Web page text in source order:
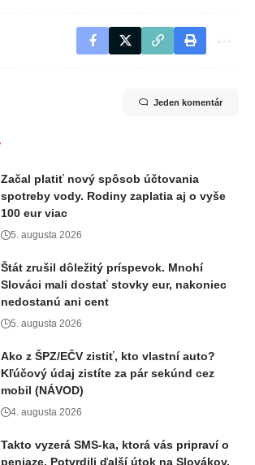
Jeden komentár
Začal platiť nový spôsob účtovania
spotreby vody. Rodiny zaplatia aj o vyše
100 eur viac
5. augusta 2026
Štát zrušil dôležitý príspevok. Mnohí
Slováci mali dostať stovky eur, nakoniec
nedostanú ani cent
5. augusta 2026
Ako z ŠPZ/EČV zistiť, kto vlastní auto?
Kľúčový údaj zistíte za pár sekúnd cez
mobil (NÁVOD)
4. augusta 2026
Takto vyzerá SMS-ka, ktorá vás pripraví o
peniaze. Potvrdili ďalší útok na Slovákov,